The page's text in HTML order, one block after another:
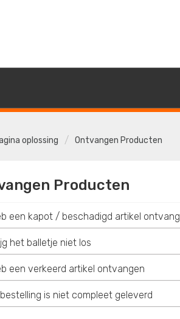
oplossing Ontvangen Producten
Producten
een kapot / beschadigd artikel
het balletje niet los
een verkeerd artikel ontvangen
bestelling is niet compleet geleverd